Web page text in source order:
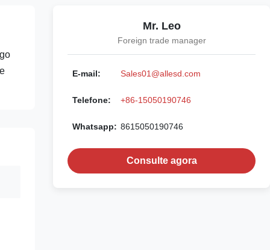
Mr. Leo
Foreign trade manager
E-mail: Sales01@allesd.com
Telefone: +86-15050190746
Whatsapp: 8615050190746
Consulte agora